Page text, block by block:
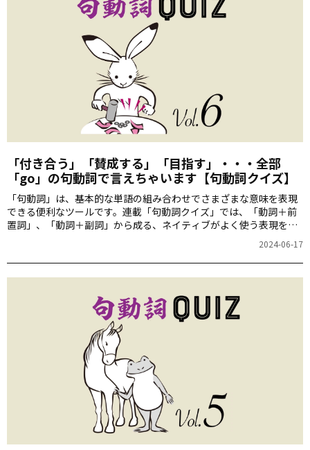
「付き合う」「賛成する」「目指す」・・・全部
「go」の句動詞で言えちゃいます【句動詞クイズ】
「句動詞」は、基本的な単語の組み合わせでさまざまな意味を表現
できる便利なツールです。連載「句動詞クイズ」では、「動詞＋前
置詞」、「動詞＋副詞」から成る、ネイティブがよく使う表現を紹
う」「賛成する」「目指す」などなど、goの句動詞で言えちゃいま
す。
2024-06-17